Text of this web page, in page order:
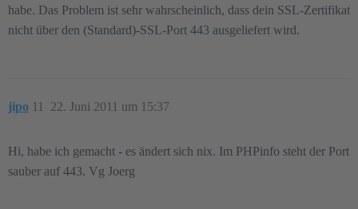
habe. Das Problem ist sehr wahrscheinlich, dass dein SSL-Zertifikat
nicht über den (Standard)-SSL-Port 443 ausgeliefert wird.
jipo 22. Juni 2011 um 15:37
11
Hi, habe ich gemacht - es ändert sich nix. Im PHPinfo steht der Port
sauber auf 443. Vg Joerg